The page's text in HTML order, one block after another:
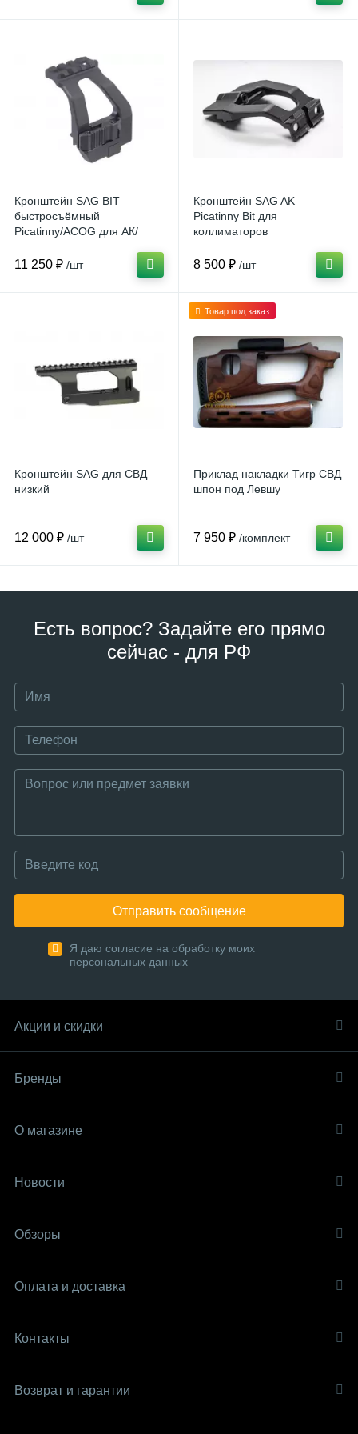
Кронштейн SAG BIT
быстросъёмный
Picatinny/ACOG для АК/
11 250 ₽ /шт
Кронштейн SAG AK
Picatinny Bit для
коллиматоров
8 500 ₽ /шт
Кронштейн SAG для СВД
низкий
12 000 ₽ /шт
Товар под заказ
Приклад накладки Тигр СВД
шпон под Левшу
7 950 ₽ /комплект
Есть вопрос? Задайте его прямо
сейчас - для РФ
Отправить сообщение
Я даю согласие на обработку моих
персональных данных
Акции и скидки
Бренды
О магазине
Новости
Обзоры
Оплата и доставка
Контакты
Возврат и гарантии